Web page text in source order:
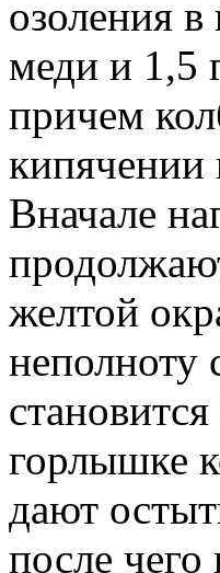
озоления
меди и 1,5
причем
кипячении
Вначале
желтой
неполноту
горлышке
дают
после